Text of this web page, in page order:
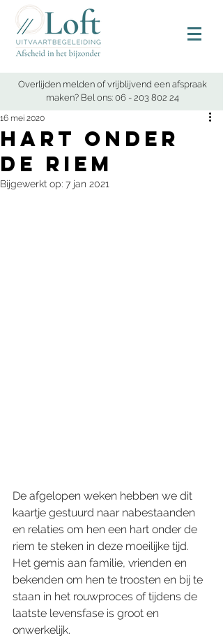
Overlijden melden of vrijblijvend een afspraak
maken? Bel ons: 06 - 203 802 24
Hart onder
de riem
16 mei 2020
Bijgewerkt op: 7 jan 2021
De afgelopen weken hebben we dit
kaartje gestuurd naar nabestaanden
en relaties om hen een hart onder de
riem te steken in deze moeilijke tijd.
Het gemis aan familie, vrienden en
bekenden om hen te troosten en bij te
staan in het rouwproces of tijdens de
laatste levensfase is groot en
onwerkelijk.